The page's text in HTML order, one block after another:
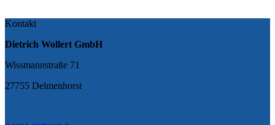
Kontakt
Dietrich Wollert GmbH
Wissmannstraße 71
27755 Delmenhorst